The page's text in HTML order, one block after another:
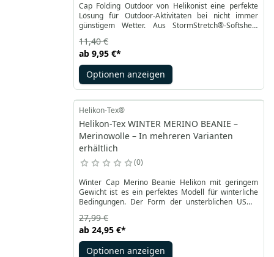
Cap Folding Outdoor von Helikonist eine perfekte
Lösung für Outdoor-Aktivitäten bei nicht immer
günstigem Wetter. Aus StormStretch®-Softshell-
spezielle Wetteraufgaben. Sie lässt die Haut atmen,
schützt sie vor Wind oder leichtem Regen und
trocknet schnell, wenn sie nass wird.
ab 9,95 €*
11,40 €
Optionen anzeigen
Helikon-Tex®
Helikon-Tex WINTER MERINO BEANIE –
Merinowolle – In mehreren Varianten
erhältlich
0
Winter Cap Merino Beanie Helikon mit geringem
Gewicht ist es ein perfektes Modell für winterliche
Bedingungen. Der Form der unsterblichen USMC
Komfort nicht nur bei taktischen Einsätzen, sondern
auch im Alltag. Die Outback-Produktlinie ermöglicht
es Ihnen, unter fast allen Bedingungen aktive Zeit im
Freien zu verbringen.
ab 24,95 €*
27,99 €
Optionen anzeigen